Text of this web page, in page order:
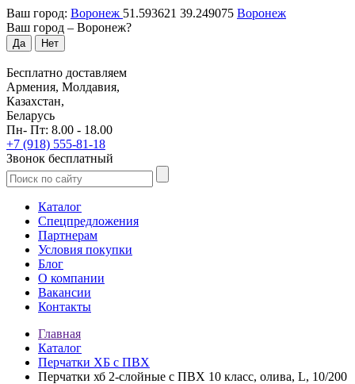
Ваш город: Воронеж 51.593621 39.249075 Воронеж
Ваш город – Воронеж?
Да Нет
Бесплатно доставляем
Армения, Молдавия,
Казахстан,
Беларусь
Пн- Пт: 8.00 - 18.00
+7 (918) 555-81-18
Звонок бесплатный
Каталог
Спецпредложения
Партнерам
Условия покупки
Блог
О компании
Вакансии
Контакты
Главная
Каталог
Перчатки ХБ с ПВХ
Перчатки хб 2-слойные с ПВХ 10 класс, олива, L, 10/200